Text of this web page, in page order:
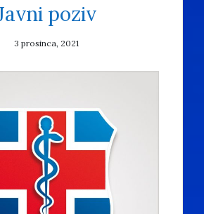
poziv
3 prosinca, 2021